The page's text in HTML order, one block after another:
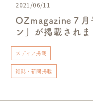
2021/06/11
OZmagazine７月
ン」が掲載されま
メディア掲載
雑誌・新聞掲載